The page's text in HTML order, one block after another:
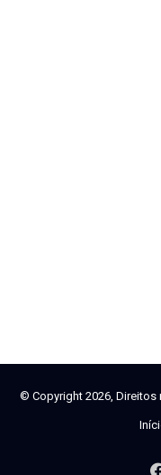
© Copyright 2026, Direitos